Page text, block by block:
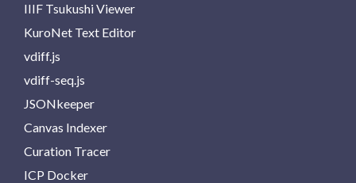
IIIF Tsukushi Viewer
KuroNet Text Editor
vdiff.js
vdiff-seq.js
JSONkeeper
Canvas Indexer
Curation Tracer
ICP Docker